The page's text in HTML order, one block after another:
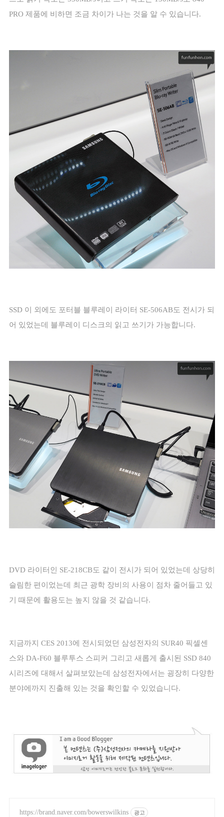
PRO 제품에 비하면 조금 차이가 나는 것을 알 수 있습니다.
SSD 이 외에도 포터블 블루레이 라이터 SE-506AB도 전시가 되
어 있었는데 블루레이 디스크의 읽고 쓰기가 가능합니다.
DVD 라이터인 SE-218CB도 같이 전시가 되어 있었는데 상당히
슬림한 편이었는데 최근 광학 장비의 사용이 점차 줄어들고 있
기 때문에 활용도는 높지 않을 것 같습니다.
지금까지 CES 2013에 전시되었던 삼성전자의 SUR40 픽셀센
스와 DA-F60 블루투스 스피커 그리고 새롭게 출시된 SSD 840
시리즈에 대해서 살펴보았는데 삼성전자에서는 굉장히 다양한
분야에까지 진출해 있는 것을 확인할 수 있었습니다.
https://brand.naver.com/bowerswilkins 광고